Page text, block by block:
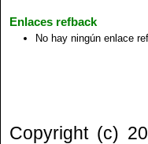
Enlaces refback
No hay ningún enlace
Copyright (c)